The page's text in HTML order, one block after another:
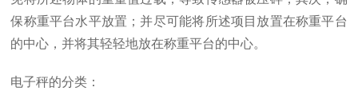
保称重平台水平放置；并尽可能将所述项目放置在称重平台
的中心，并将其轻轻地放在称重平台的中心。
电子秤的分类：